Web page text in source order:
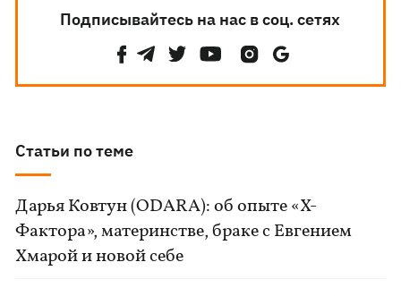
Подписывайтесь на нас в соц. сетях
Статьи по теме
Дарья Ковтун (ODARA): об опыте «Х-
Фактора», материнстве, браке с Евгением
Хмарой и новой себе